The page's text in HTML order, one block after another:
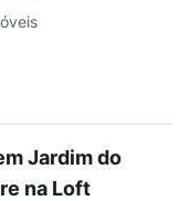
Jardim do
na Loft